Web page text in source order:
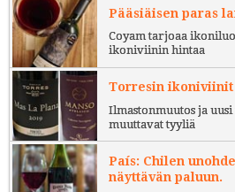
Pääsiäisen paras
Coyam tarjoaa
ikoniviinin hintaa
Torresin ikoniviinit
Ilmastonmuutos ja
muuttavat tyyliä
País: Chilen
näyttävän paluun.